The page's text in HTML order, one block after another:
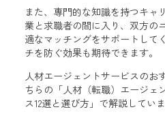
また、専門的な知識を持つキャ
業と求職者の間に入り、双方の
適なマッチングをサポートして
チを防ぐ効果も期待できます。
人材エージェントサービスのお
ちらの「人材（転職）エージェ
ス12選と選び方」で解説していま